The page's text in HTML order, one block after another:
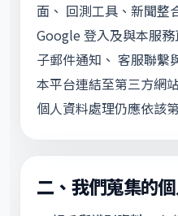
面、 回測工具、新聞整
Google 登入及與本服
子郵件通知、 客服聯繫
本平台連結至第三方網
個人資料處理仍應依該
二、我們蒐集的